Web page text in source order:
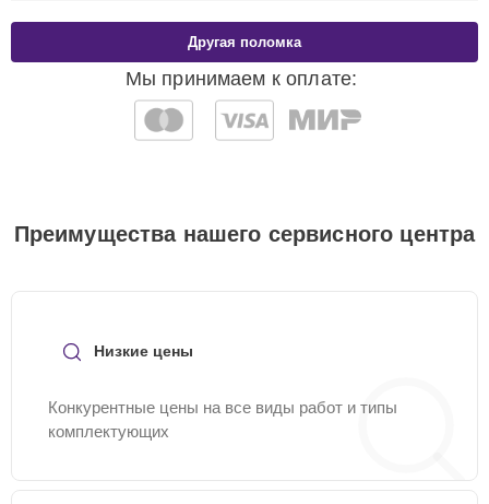
Мы принимаем к оплате:
Другая поломка
Преимущества нашего сервисного центра
Низкие цены
Конкурентные цены на все виды работ и типы
комплектующих